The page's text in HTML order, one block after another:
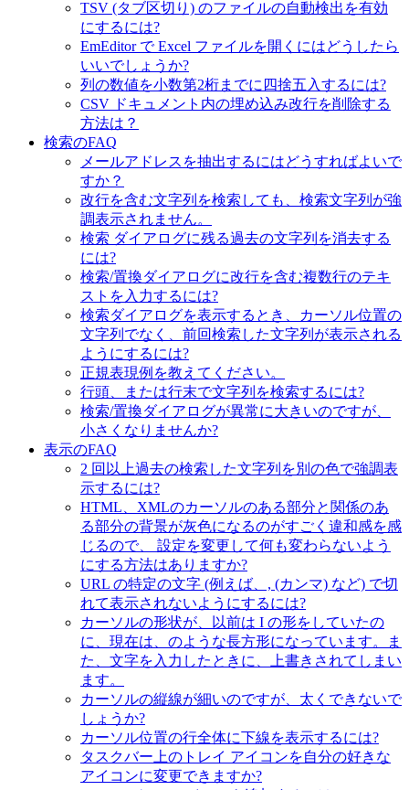
TSV (タブ区切り) のファイルの自動検出を有効
にするには?
EmEditor で Excel ファイルを開くにはどうしたら
いいでしょうか?
列の数値を小数第2桁までに四捨五入するには?
CSV ドキュメント内の埋め込み改行を削除する
方法は？
検索のFAQ
メールアドレスを抽出するにはどうすればよいで
すか？
改行を含む文字列を検索しても、検索文字列が強
調表示されません。
検索 ダイアログに残る過去の文字列を消去する
には?
検索/置換ダイアログに改行を含む複数行のテキ
ストを入力するには?
検索ダイアログを表示するとき、カーソル位置の
文字列でなく、前回検索した文字列が表示される
ようにするには?
正規表現例を教えてください。
行頭、または行末で文字列を検索するには?
検索/置換ダイアログが異常に大きいのですが、
小さくなりませんか?
表示のFAQ
2 回以上過去の検索した文字列を別の色で強調表
示するには?
HTML、XMLのカーソルのある部分と関係のあ
る部分の背景が灰色になるのがすごく違和感を感
じるので、 設定を変更して何も変わらないよう
にする方法はありますか?
URL の特定の文字 (例えば、, (カンマ) など) で切
れて表示されないようにするには?
カーソルの形状が、以前は I の形をしていたの
に、現在は、のような長方形になっています。ま
た、文字を入力したときに、上書きされてしまい
ます。
カーソルの縦線が細いのですが、太くできないで
しょうか?
カーソル位置の行全体に下線を表示するには?
タスクバー上のトレイ アイコンを自分の好きな
アイコンに変更できますか?